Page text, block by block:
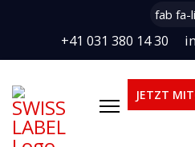
fab fa-
+41 031 380 14 30
JETZT